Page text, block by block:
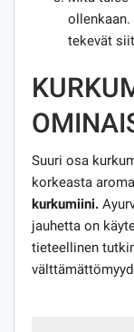
tekevät
Suuri osa
korkeasta
kurkumiini.
jauhetta on
tieteellinen